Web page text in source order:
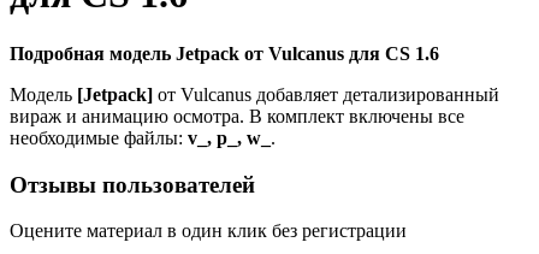
Подробная модель Jetpack от Vulcanus для CS 1.6
Модель [Jetpack] от Vulcanus добавляет детализированный
вираж и анимацию осмотра. В комплект включены все
необходимые файлы: v_, p_, w_ .
Отзывы пользователей
Оцените материал в один клик без регистрации